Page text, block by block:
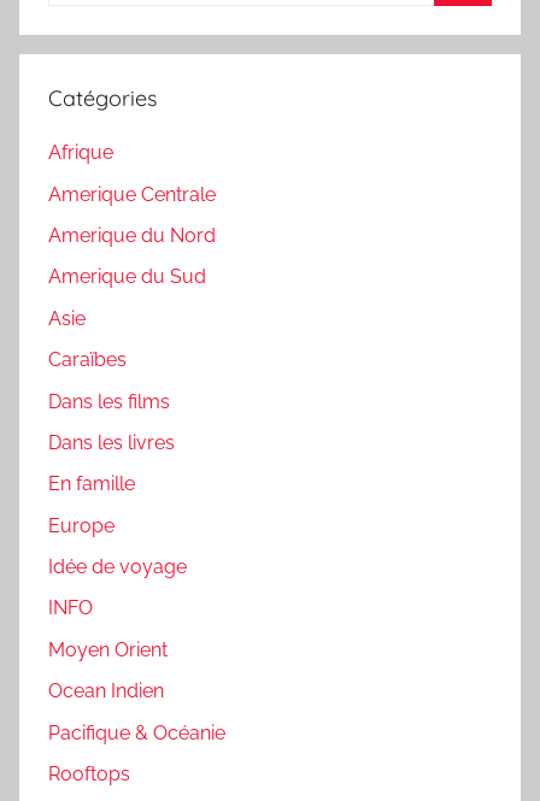
:
Catégories
Afrique
Amerique Centrale
Amerique du Nord
Amerique du Sud
Asie
Caraïbes
Dans les films
Dans les livres
En famille
Europe
Idée de voyage
INFO
Moyen Orient
Ocean Indien
Pacifique & Océanie
Rooftops